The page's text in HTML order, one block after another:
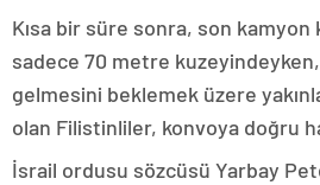
Kısa bir süre sonra, son kamyon
sadece 70 metre
gelmesini beklemek üzere
olan Filistinliler, konvoya doğru
İsrail ordusu sözcüsü Yarbay